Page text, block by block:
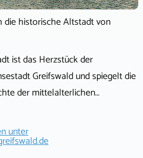
die historische Altstadt von
ist das Herzstück der
Greifswald und spiegelt die
der mittelalterlichen…
unter